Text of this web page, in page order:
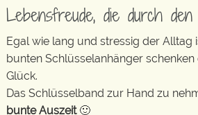
Lebensfreude, die durch
Egal wie lang und stressig der Alltag
bunten Schlüsselanhänger
Glück.
Das Schlüsselband zur Hand zu
bunte Auszeit🙂